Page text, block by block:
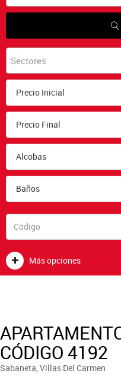
Sectores
Más opciones
CÓDIGO 4192
Sabaneta, Villas Del Carmen